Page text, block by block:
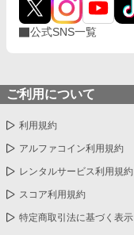
公式SNS一覧
ご利用について
利用規約
アルファコイン利用規約
レンタルサービス利用規約
スコア利用規約
特定商取引法に基づく表示